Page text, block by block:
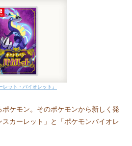
レット・バイオレット』
ケモン。そのポケモンから新しく発
カーレット」と「ポケモンバイオレ